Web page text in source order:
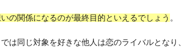
の関係になるのが最終目的といえるでしょう 。
は同じ対象を好きな他人は恋のライバルとなり、